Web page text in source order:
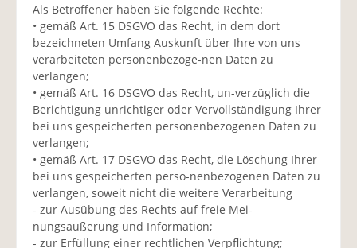
Als Betroffener haben Sie folgende Rechte:
• gemäß Art. 15 DSGVO das Recht, in dem dort
bezeichneten Umfang Auskunft über Ihre von uns
verarbeiteten personenbezoge-nen Daten zu
verlangen;
• gemäß Art. 16 DSGVO das Recht, un-verzüglich die
Berichtigung unrichtiger oder Vervollständigung Ihrer
bei uns gespeicherten personenbezogenen Daten zu
verlangen;
• gemäß Art. 17 DSGVO das Recht, die Löschung Ihrer
bei uns gespeicherten perso-nenbezogenen Daten zu
verlangen, soweit nicht die weitere Verarbeitung
- zur Ausübung des Rechts auf freie Mei-
nungsäußerung und Information;
- zur Erfüllung einer rechtlichen Verpflichtung;